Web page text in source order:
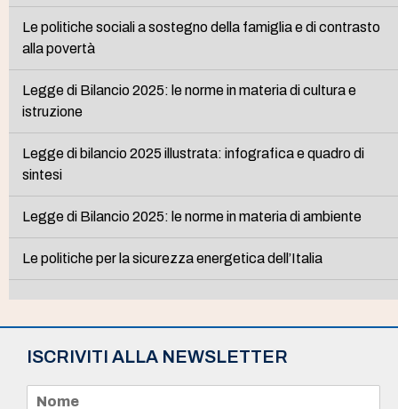
Le politiche sociali a sostegno della famiglia e di contrasto
alla povertà
Legge di Bilancio 2025: le norme in materia di cultura e
istruzione
Legge di bilancio 2025 illustrata: infografica e quadro di
sintesi
Legge di Bilancio 2025: le norme in materia di ambiente
Le politiche per la sicurezza energetica dell’Italia
ISCRIVITI ALLA NEWSLETTER